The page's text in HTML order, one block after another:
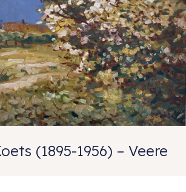
(1895-1956) – Veere